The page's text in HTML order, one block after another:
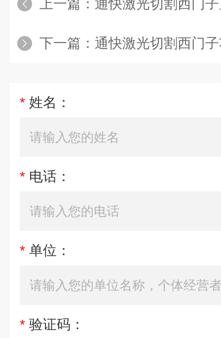
上一篇： 通快激光切割西门子显
下一篇： 通快激光切割西门
* 姓名：
* 电话：
* 单位：
* 验证码：